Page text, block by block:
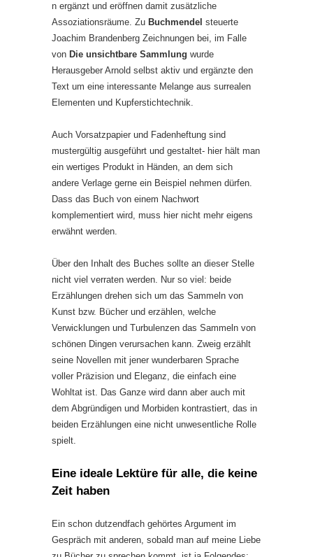
n ergänzt und eröffnen damit zusätzliche
Assoziationsräume. Zu Buchmendel steuerte
Joachim Brandenberg Zeichnungen bei, im Falle
von Die unsichtbare Sammlung wurde
Herausgeber Arnold selbst aktiv und ergänzte den
Text um eine interessante Melange aus surrealen
Elementen und Kupferstichtechnik.
Auch Vorsatzpapier und Fadenheftung sind
mustergültig ausgeführt und gestaltet- hier hält man
ein wertiges Produkt in Händen, an dem sich
andere Verlage gerne ein Beispiel nehmen dürfen.
Dass das Buch von einem Nachwort
komplementiert wird, muss hier nicht mehr eigens
erwähnt werden.
Über den Inhalt des Buches sollte an dieser Stelle
nicht viel verraten werden. Nur so viel: beide
Erzählungen drehen sich um das Sammeln von
Kunst bzw. Bücher und erzählen, welche
Verwicklungen und Turbulenzen das Sammeln von
schönen Dingen verursachen kann. Zweig erzählt
seine Novellen mit jener wunderbaren Sprache
voller Präzision und Eleganz, die einfach eine
Wohltat ist. Das Ganze wird dann aber auch mit
dem Abgründigen und Morbiden kontrastiert, das in
beiden Erzählungen eine nicht unwesentliche Rolle
spielt.
Eine ideale Lektüre für alle, die keine
Zeit haben
Ein schon dutzendfach gehörtes Argument im
Gespräch mit anderen, sobald man auf meine Liebe